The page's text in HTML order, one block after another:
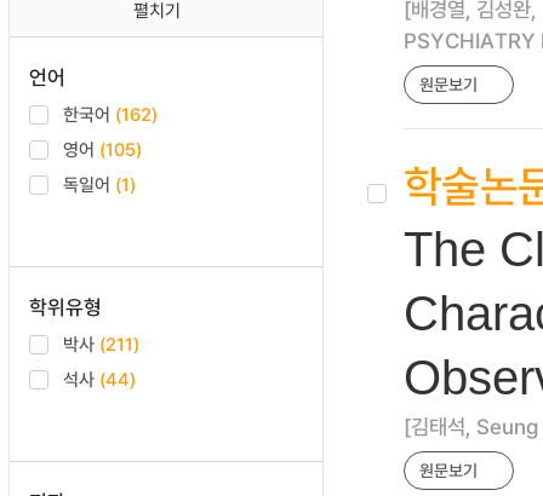
펼치기
언어
한국어 (162)
영어 (105)
독일어 (1)
학위유형
박사 (211)
석사 (44)
[배경열, 김성완
원문보기
학술논
The
[김태석,
원문보기